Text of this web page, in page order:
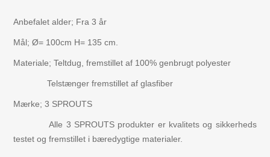
Anbefalet alder; Fra 3 år
Mål; Ø= 100cm H= 135 cm.
Materiale; Teltdug, fremstillet af 100% genbrugt polyester
Telstænger fremstillet af glasfiber
Mærke; 3 SPROUTS
Alle 3 SPROUTS produkter er kvalitets og sikkerheds
testet og fremstillet i bæredygtige materialer.